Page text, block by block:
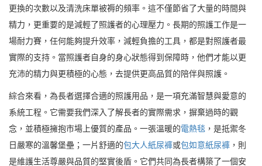
更換的次數以及清洗床單被褥的頻率。這不僅節省了大量的時間與
精力，更重要的是減輕了照護者的心理壓力。長期的照護工作是一
場耐力賽，任何能夠提升效率，減輕負擔的工具，都是對照護者最
實際的支持。當照護者自身的身心狀態得到保障時，他們才能以更
充沛的精力與更積極的心態，去提供更高品質的陪伴與照護。
綜合來看，為長者選擇合適的照護用品，是一項充滿智慧與愛意的
系統工程。它需要我們深入了解長者的實際需求，摒棄過時的觀
念，並積極擁抱市場上優質的產品。一張溫暖的電熱毯 ，是抵禦冬
日嚴寒的溫馨堡壘；一片舒適的包大人紙尿褲或包如意紙尿褲 ，則
是維護生活尊嚴與品質的堅實後盾。它們共同為長者構築了一個安